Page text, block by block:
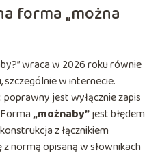
forma „można
wraca w 2026 roku równie
w internecie.
jest wyłącznie zapis
„możnaby”jest błędem
z łącznikiem
z normą opisaną w słownikach